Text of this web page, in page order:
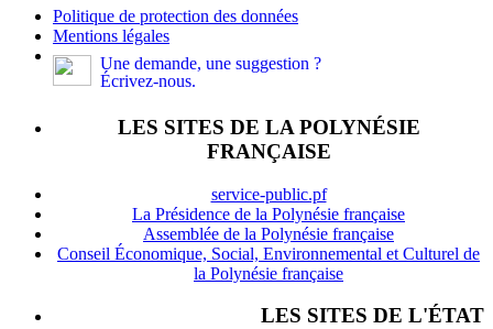
Politique de protection des données
Mentions légales
Une demande, une suggestion ?
Écrivez-nous.
LES SITES DE LA POLYNÉSIE
FRANÇAISE
service-public.pf
La Présidence de la Polynésie française
Assemblée de la Polynésie française
Conseil Économique, Social, Environnemental et Culturel de
la Polynésie française
LES SITES DE L'ÉTAT